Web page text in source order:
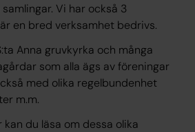
Vi har också 3
en bred verksamhet bedrivs.
Anna gruvkyrka och många
som alla ägs av föreningar
med olika regelbundenhet
m.m.
du läsa om dessa olika